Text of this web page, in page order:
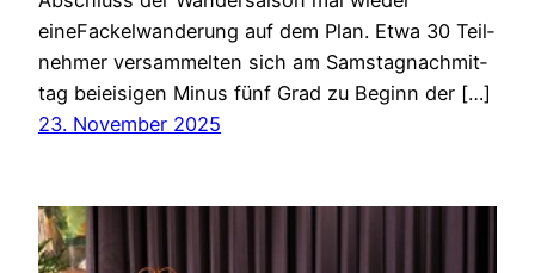
eineFackel­wan­de­rung auf dem Plan. Etwa 30 Teil­
neh­mer ver­sam­mel­ten sich am Sams­tag­nach­mit­
tag beieisi­gen Minus fünf Grad zu Beginn der […]
23. November 2025